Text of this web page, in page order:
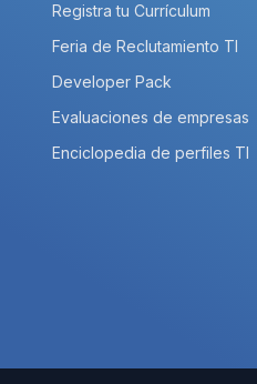
Registra tu Currículum
Feria de Reclutamiento TI
Developer Pack
Evaluaciones de empresas
Enciclopedia de perfiles TI